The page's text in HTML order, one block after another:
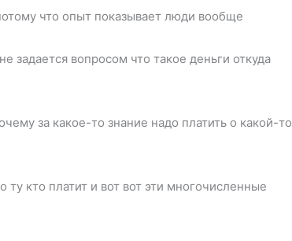
что опыт показывает люди вообще
задается вопросом что такое деньги откуда
за какое-то знание надо платить о какой-то
ту кто платит и вот вот эти многочисленные